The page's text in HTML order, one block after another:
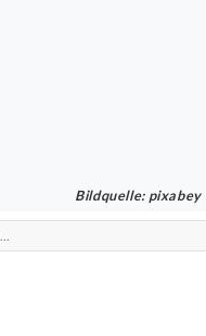
Bildquelle: pixabey